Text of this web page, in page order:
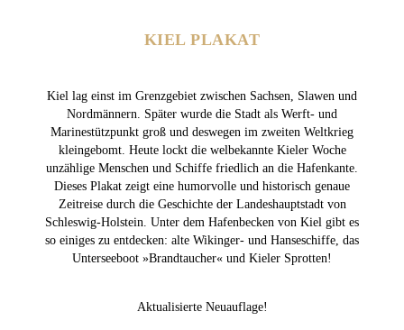
KIEL PLAKAT
Kiel lag einst im Grenzgebiet zwischen Sachsen, Slawen und
Nordmännern. Später wurde die Stadt als Werft- und
Marinestützpunkt groß und deswegen im zweiten Weltkrieg
kleingebomt. Heute lockt die welbekannte Kieler Woche
unzählige Menschen und Schiffe friedlich an die Hafenkante.
Dieses Plakat zeigt eine humorvolle und historisch genaue
Zeitreise durch die Geschichte der Landeshauptstadt von
Schleswig-Holstein. Unter dem Hafenbecken von Kiel gibt es
so einiges zu entdecken: alte Wikinger- und Hanseschiffe, das
Unterseeboot »Brandtaucher« und Kieler Sprotten!
Aktualisierte Neuauflage!